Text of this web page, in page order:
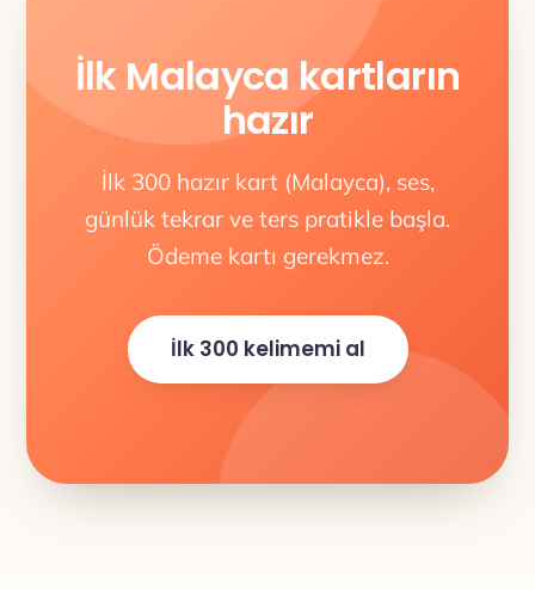
İlk Malayca kartların
hazır
İlk 300 hazır kart (Malayca), ses,
günlük tekrar ve ters pratikle başla.
Ödeme kartı gerekmez.
İlk 300 kelimemi al